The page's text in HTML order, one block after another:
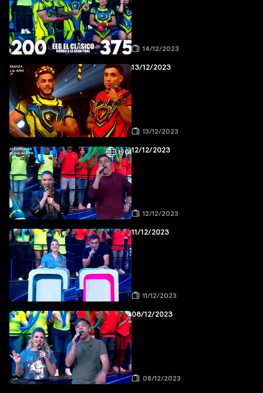
14/12/2023
13/12/2023
13/12/2023
12/12/2023
12/12/2023
11/12/2023
11/12/2023
08/12/2023
08/12/2023